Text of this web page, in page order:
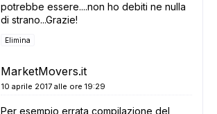
potrebbe essere....non ho debiti ne nulla
di strano...Grazie!
Elimina
MarketMovers.it
10 aprile 2017 alle ore 19:29
Per esempio errata compilazione del